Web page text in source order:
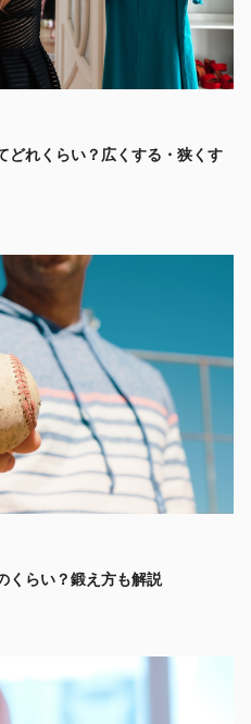
どれくらい？広くする・狭くす
くらい？鍛え方も解説